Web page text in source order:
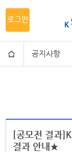
로그인
공지사항
[공모전 결과
결과 안내★